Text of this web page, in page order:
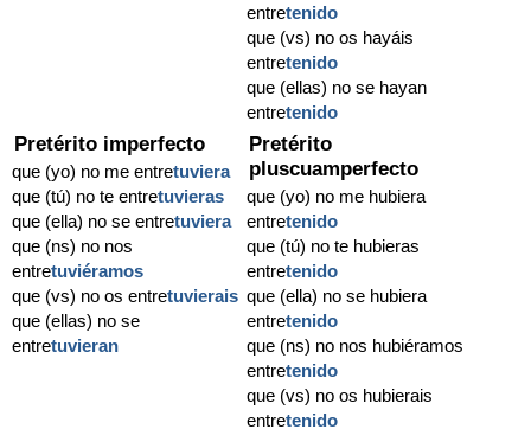
entretenido
que (vs) no os hayáis
entretenido
que (ellas) no se hayan
entretenido
Pretérito imperfecto
que (yo) no me entretuviera
que (tú) no te entretuvieras
que (ella) no se entretuviera
que (ns) no nos
entretuviéramos
que (vs) no os entretuvierais
que (ellas) no se
entretuvieran
Pretérito
pluscuamperfecto
que (yo) no me hubiera
entretenido
que (tú) no te hubieras
entretenido
que (ella) no se hubiera
entretenido
que (ns) no nos hubiéramos
entretenido
que (vs) no os hubierais
entretenido